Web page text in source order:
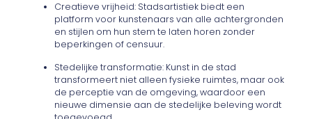
Creatieve vrijheid: Stadsartistiek biedt een
platform voor kunstenaars van alle achtergronden
en stijlen om hun stem te laten horen zonder
beperkingen of censuur.
Stedelijke transformatie: Kunst in de stad
transformeert niet alleen fysieke ruimtes, maar ook
de perceptie van de omgeving, waardoor een
nieuwe dimensie aan de stedelijke beleving wordt